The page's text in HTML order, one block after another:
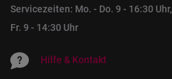
Servicezeiten: Mo. - Do. 9 - 16:30 Uhr,
Fr. 9 - 14:30 Uhr
Hilfe & Kontakt